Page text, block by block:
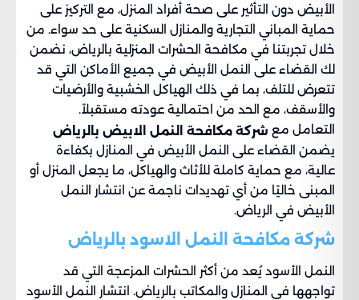
الأبيض دون التأثير على صحة أفراد المنزل، مع التركيز على
حماية المباني التجارية والمنازل السكنية على حد سواء. من
خلال تجربتنا في مكافحة الحشرات المنزلية بالرياض، نضمن
لك القضاء على النمل الأبيض في جميع الأماكن التي قد
تتعرض للتلف، بما في ذلك الهياكل الخشبية والأرضيات
والأسقف، مع الحد من احتمالية عودته مستقبلاً.
التعامل مع شركة مكافحة النمل الابيض بالرياض
يضمن القضاء على النمل الأبيض في المنازل بكفاءة
عالية، مع حماية كاملة للأثاث والهياكل، ما يجعل المنزل أو
المبنى خاليًا من أي تهديدات ناجمة عن انتشار النمل
الأبيض في الرياض.
شركة مكافحة النمل الاسود بالرياض
النمل الأسود يُعد من أكثر الحشرات المزعجة التي قد
تواجهها في المنازل والمكاتب بالرياض. انتشار النمل الأسود